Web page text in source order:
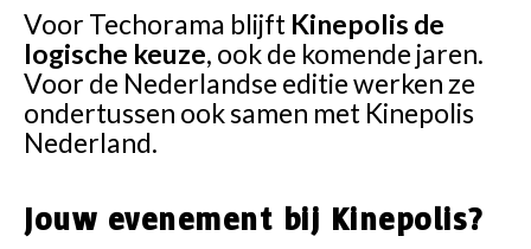
Voor Techorama blijft Kinepolis de
logische keuze, ook de komende jaren.
Voor de Nederlandse editie werken ze
ondertussen ook samen met Kinepolis
Nederland.
Jouw evenement bij Kinepolis?